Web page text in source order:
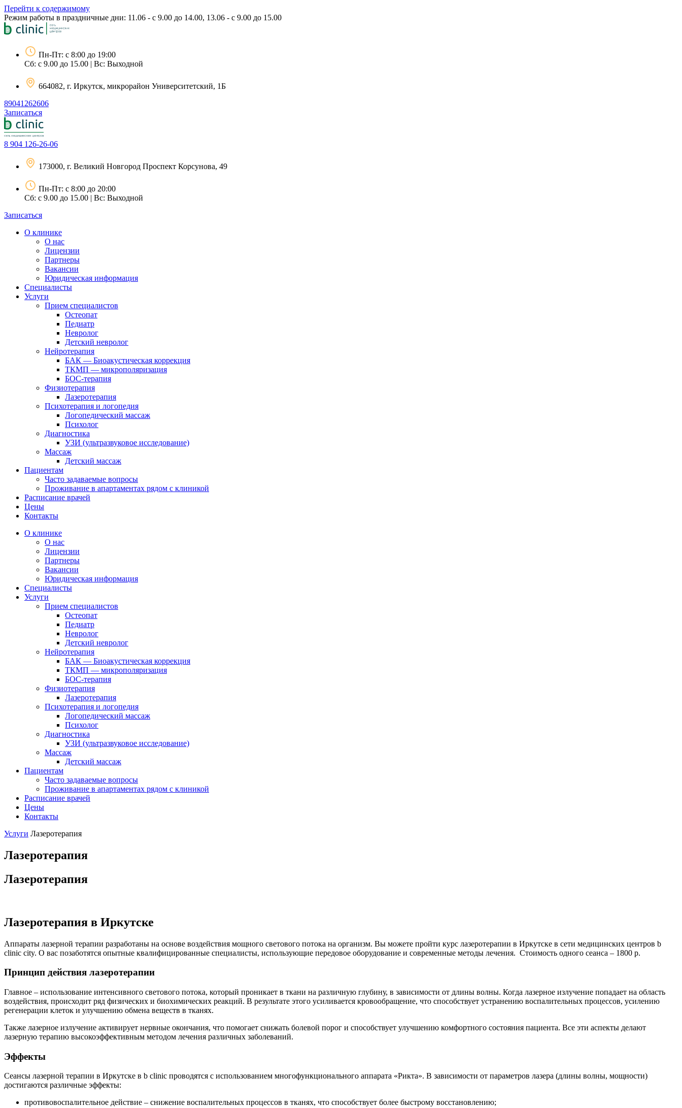
Перейти к содержимому
Режим работы в праздничные дни: 11.06 - с 9.00 до 14.00, 13.06 - с 9.00 до 15.00
Пн-Пт: с 8:00 до 19:00
Сб: с 9.00 до 15.00 | Вс: Выходной
664082, г. Иркутск, микрорайон Университетский, 1Б
89041262606
Записаться
8 904 126-26-06
173000, г. Великий Новгород Проспект Корсунова, 49
Пн-Пт: с 8:00 до 20:00
Сб: с 9.00 до 15.00 | Вс: Выходной
Записаться
О клинике
О нас
Лицензии
Партнеры
Вакансии
Юридическая информация
Специалисты
Услуги
Прием специалистов
Остеопат
Педиатр
Невролог
Детский невролог
Нейротерапия
БАК — Биоакустическая коррекция
ТКМП — микрополяризация
БОС-терапия
Физиотерапия
Лазеротерапия
Психотерапия и логопедия
Логопедический массаж
Психолог
Диагностика
УЗИ (ультразвуковое исследование)
Массаж
Детский массаж
Пациентам
Часто задаваемые вопросы
Проживание в апартаментах рядом с клиникой
Расписание врачей
Цены
Контакты
О клинике
О нас
Лицензии
Партнеры
Вакансии
Юридическая информация
Специалисты
Услуги
Прием специалистов
Остеопат
Педиатр
Невролог
Детский невролог
Нейротерапия
БАК — Биоакустическая коррекция
ТКМП — микрополяризация
БОС-терапия
Физиотерапия
Лазеротерапия
Психотерапия и логопедия
Логопедический массаж
Психолог
Диагностика
УЗИ (ультразвуковое исследование)
Массаж
Детский массаж
Пациентам
Часто задаваемые вопросы
Проживание в апартаментах рядом с клиникой
Расписание врачей
Цены
Контакты
Услуги Лазеротерапия
Лазеротерапия
Лазеротерапия
Лазеротерапия в Иркутске
Аппараты лазерной терапии разработаны на основе воздействия мощного светового потока на организм. Вы можете пройти курс лазеротерапии в Иркутске в сети медицинских центров b
clinic city. О вас позаботятся опытные квалифицированные специалисты, использующие передовое оборудование и современные методы лечения. Стоимость одного сеанса – 1800 р.
Принцип действия лазеротерапии
Главное – использование интенсивного светового потока, который проникает в ткани на различную глубину, в зависимости от длины волны. Когда лазерное излучение попадает на область
воздействия, происходит ряд физических и биохимических реакций. В результате этого усиливается кровообращение, что способствует устранению воспалительных процессов, усилению
регенерации клеток и улучшению обмена веществ в тканях.
Также лазерное излучение активирует нервные окончания, что помогает снижать болевой порог и способствует улучшению комфортного состояния пациента. Все эти аспекты делают
лазерную терапию высокоэффективным методом лечения различных заболеваний.
Эффекты
Сеансы лазерной терапии в Иркутске в b clinic проводятся с использованием многофункционального аппарата «Рикта». В зависимости от параметров лазера (длины волны, мощности)
достигаются различные эффекты:
противовоспалительное действие – снижение воспалительных процессов в тканях, что способствует более быстрому восстановлению;